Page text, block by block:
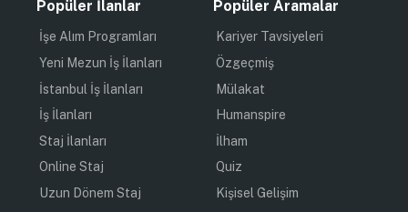
Popüler İlanlar
İşe Alım Programları
Yeni Mezun İş İlanları
İstanbul İş İlanları
İş İlanları
Staj İlanları
Online Staj
Uzun Dönem Staj
Popüler Aramalar
Kariyer Tavsiyeleri
Özgeçmiş
Mülakat
Humanspire
İlham
Quiz
Kişisel Gelişim